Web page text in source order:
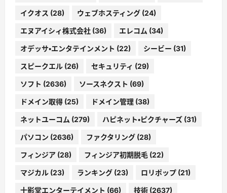
イクオス (28) ウェブホスティング (24)
エヌアイシィ株式会社 (36) エレコム (34)
オデッサ・エンタテインメント (22) シービー (31)
スピークエル (26) セキュリティ (29)
ソフト (2636) ソースネクスト (69)
ドメイン取得 (25) ドメイン管理 (38)
ネットユーコム (279) ハピネット・ピクチャーズ (31)
パソコン (2636) ファクタリング (28)
フィンジア (28) フィンジア初期脱毛 (22)
マジカル (23) ランキング (23) ロリポップ (21)
十影堂エンターテイメント (66) 技術 (2637)